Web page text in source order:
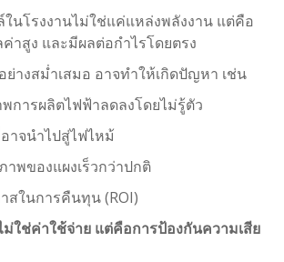
ในโรงงานไม่ใช่แค่แหล่งพลังงาน แต่คือ
าสูง และมีผลต่อกำไรโดยตรง
ย่างสม่ำเสมอ อาจทำให้เกิดปัญหา เช่น
การผลิตไฟฟ้าลดลงโดยไม่รู้ตัว
าจนำไปสู่ไฟไหม้
าพของแผงเร็วกว่าปกติ
สในการคืนทุน (ROI)
ม่ใช่ค่าใช้จ่าย แต่คือการป้องกันความเสีย